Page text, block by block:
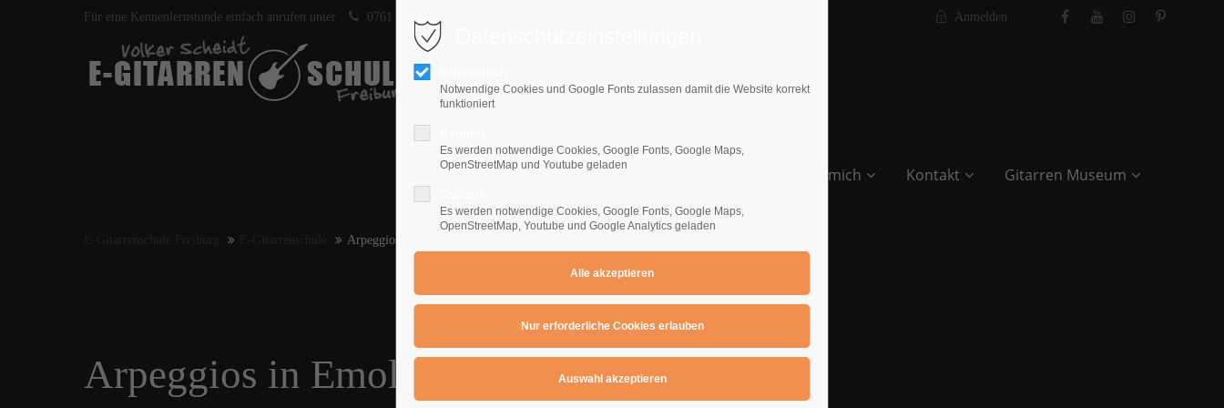
Für eine Kennenlernstunde einfach anrufen unter 0761 400 10 64 Anmelden
Home E-Gitarrenschule Über mich Kontakt Gitarren Museum
Arpeggios in Emoll : 2 Saiten Shapes
Arpeggios in Emoll : 2 Saiten Shapes
Notwendige Cookies und Google Fonts zulassen damit die Website korrekt
funktioniert
Es werden notwendige Cookies, Google Fonts, Google Maps,
OpenStreetMap und Youtube geladen
Es werden notwendige Cookies, Google Fonts, Google Maps,
OpenStreetMap, Youtube und Google Analytics geladen